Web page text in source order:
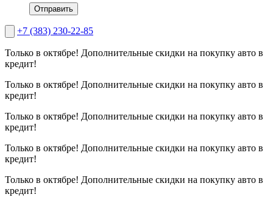
Отправить
+7 (383) 230-22-85
Только в октябре! Дополнительные скидки на покупку авто в
кредит!
Только в октябре! Дополнительные скидки на покупку авто в
кредит!
Только в октябре! Дополнительные скидки на покупку авто в
кредит!
Только в октябре! Дополнительные скидки на покупку авто в
кредит!
Только в октябре! Дополнительные скидки на покупку авто в
кредит!